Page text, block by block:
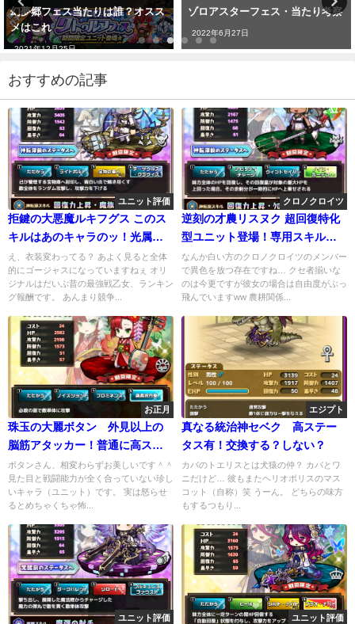
幻夢郷フェス当たりは誰？オスス
メはこれ
2021年12月25日
ゾロアスターフェス・当たり考察
2022年6月27日
おすすめの記事
ユニット評価
拒鍵の大悪魔ルキフグス このス
キルはあのキャラのッ！光属性
のレギュラー(？)降臨
え、衣装変わってる？ あよく見ると全体
的にゴージャスになっていますねぇ オリ
ジナルはだいぶ昔の最強戦乙女、ランキン
グ報酬です。 あんまり競争...
クロノクロイツ
逆刻の才農リスヌク 超回復特化
型ユニット登場！専用スキルと
技相性抜群！
なんか白い方のクロノクロイツのメンバー
で異色を放つ存在ですね… クセ者揃いな
のは今更ですが彼女の場合は自由度がぶっ
飛んでいますww 農耕関係...
お正月
珠玉の大麗ボタン 外見以上の
脳筋アタッカー！普通に高ステ
だぞ！
ボタンさん、相変わらずお美しいです＾＾
見た目と戦闘能力が全く合っていない珍し
いキャラ（ユニット）です。 実は怒らせ
るとめちゃくちゃ怖...
エジプト
真なる統治神セベク 高ステー
タス有！交換する？しない？
カバのトエリスとは犬猿の仲？ カバとワ
ニだけど… 彼もまたヘリオポリスのマス
コット（自称）笑 うーん。 どちらの味方
もするつもり...
ユニット評価 ユニット評価